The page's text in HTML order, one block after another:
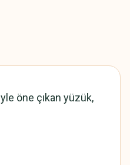
öne çıkan yüzük,